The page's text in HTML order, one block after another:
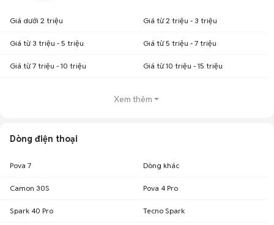
Giá dưới 2 triệu Giá từ 2 triệu - 3 triệu
Giá từ 3 triệu - 5 triệu Giá từ 5 triệu - 7 triệu
Giá từ 7 triệu - 10 triệu Giá từ 10 triệu - 15 triệu
Xem thêm
Dòng điện thoại
Pova 7 Dòng khác
Camon 30S Pova 4 Pro
Spark 40 Pro Tecno Spark